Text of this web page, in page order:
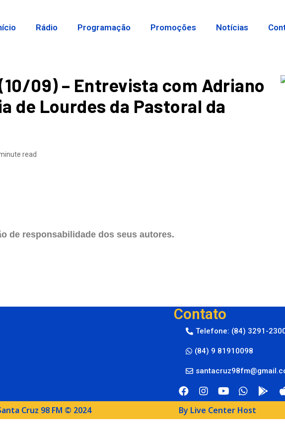
Rádio Programação Promoções Notícias
09) – Entrevista com Adriano
de Lourdes da Pastoral da
read
de responsabilidade dos seus autores.
Contato
Telefone: (84) 3291-
(84) 9 81910098
Cruz 98 FM © 2024 By Live Center Host